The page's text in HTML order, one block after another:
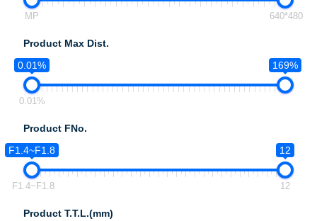
MP 640*480
Product Max Dist.
0.01%
169%
0.01%
Product FNo.
F1.4~F1.8
12
F1.4~F1.8 12
Product T.T.L.(mm)